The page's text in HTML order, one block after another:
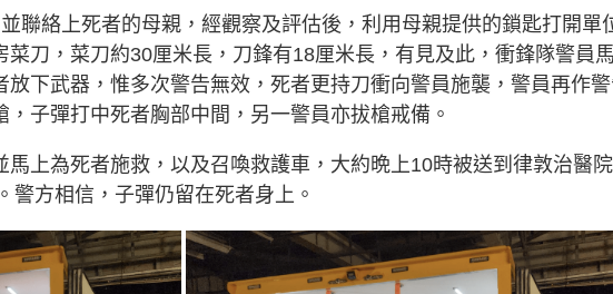
聯絡上死者的母親，經觀察及評估後，利用母親提供的鎖匙打開單
菜刀，菜刀約30厘米長，刀鋒有18厘米長，有見及此，衝鋒隊警員
下武器，惟多次警告無效，死者更持刀衝向警員施襲，警員再作
子彈打中死者胸部中間，另一警員亦拔槍戒備。
上為死者施救，以及召喚救護車，大約晩上10時被送到律敦治醫
警方相信，子彈仍留在死者身上。